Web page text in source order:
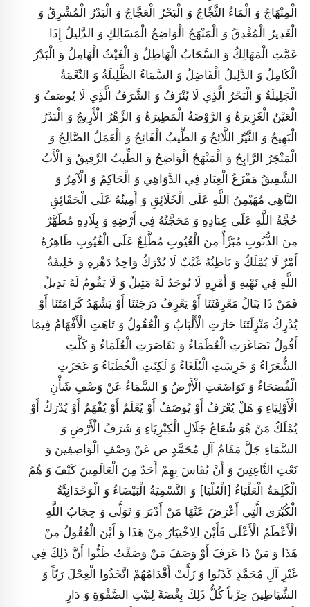
الْمِنْهَاجُ وَ الْمَاءُ الثَّجَّاجُ وَ الْبَحْرُ الْعَجَّاجُ وَ الْبَدْرُ الْمُشْرِقُ وَ
الْغَدِيرُ الْمُغْدِقُ وَ الْمَنْهَجُ الْوَاضِحُ الْمَسَالِكِ وَ الدَّلِيلُ إِذَا
عَمَّتِ الْمَهَالِكُ وَ السَّحَابُ الْهَاطِلُ وَ الْغَيْثُ الْهَامِلُ وَ الْبَدْرُ
الْكَامِلُ وَ الدَّلِيلُ الْفَاضِلُ وَ السَّمَاءُ الظَّلِيلَةُ وَ النِّعْمَةُ
الْجَلِيلَةُ وَ الْبَحْرُ الَّذِي لَا يُنْزَفُ وَ الشَّرَفُ الَّذِي لَا يُوصَفُ وَ
الْعَيْنُ الْغَزِيرَةُ وَ الرَّوْضَةُ الْمَطِيرَةُ وَ الزَّهْرُ الْأَرِيجُ وَ الْبَدْرُ
الْبَهِيجُ وَ النَّيِّرُ اللَّائِحُ وَ الطِّيبُ الْفَائِحُ وَ الْعَمَلُ الصَّالِحُ وَ
الْمَتْجَرُ الرَّابِحُ وَ الْمَنْهَجُ الْوَاضِحُ وَ الطِّيبُ الرَّفِيقُ وَ الْأَبُ
الشَّفِيقُ مَفْزَعُ الْعِبَادِ فِي الدَّوَاهِي وَ الْحَاكِمُ وَ الْآمِرُ وَ
النَّاهِي مُهَيْمِنُ اللَّهِ عَلَى الْخَلَائِقِ وَ أَمِينُهُ عَلَى الْحَقَائِقِ
حُجَّةُ اللَّهِ عَلَى عِبَادِهِ وَ مَحَجَّتُهُ فِي أَرْضِهِ وَ بِلَادِهِ مُطَهَّرٌ
مِنَ الذُّنُوبِ مُبَرَّأٌ مِنَ الْعُيُوبِ مُطَّلِعٌ عَلَى الْغُيُوبِ ظَاهِرُهُ
أَمْرٌ لَا يُمْلَكُ وَ بَاطِنُهُ غَيْبٌ لَا يُدْرَكُ وَاحِدُ دَهْرِهِ وَ خَلِيفَةُ
اللَّهِ فِي نَهْيِهِ وَ أَمْرِهِ لَا يُوجَدُ لَهُ مَثِيلٌ وَ لَا يَقُومُ لَهُ بَدِيلٌ
فَمَنْ ذَا يَنَالُ مَعْرِفَتَنَا أَوْ يَعْرِفُ دَرَجَتَنَا أَوْ يَشْهَدُ كَرَامَتَنَا أَوْ
يُدْرِكُ مَنْزِلَتَنَا حَارَتِ الْأَلْبَابُ وَ الْعُقُولُ وَ تَاهَتِ الْأَفْهَامُ فِيمَا
أَقُولُ تَصَاغَرَتِ الْعُظَمَاءُ وَ تَقَاصَرَتِ الْعُلَمَاءُ وَ كَلَّتِ
الشُّعَرَاءُ وَ خَرِسَتِ الْبُلَغَاءُ وَ لَكِنَتِ الْخُطَبَاءُ وَ عَجَزَتِ
الْفُصَحَاءُ وَ تَوَاضَعَتِ الْأَرْضُ وَ السَّمَاءُ عَنْ وَصْفِ شَأْنِ
الْأَوْلِيَاءِ وَ هَلْ يُعْرَفُ أَوْ يُوصَفُ أَوْ يُعْلَمُ أَوْ يُفْهَمُ أَوْ يُدْرَكُ أَوْ
يُمْلَكُ مَنْ هُوَ شُعَاعُ جَلَالِ الْكِبْرِيَاءِ وَ شَرَفُ الْأَرْضِ وَ
السَّمَاءِ جَلَّ مَقَامُ آلِ مُحَمَّدٍ ص عَنْ وَصْفِ الْوَاصِفِينَ وَ
نَعْتِ النَّاعِتِينَ وَ أَنْ يُقَاسَ بِهِمْ أَحَدٌ مِنَ الْعَالَمِينَ كَيْفَ وَ هُمُ
الْكَلِمَةُ الْعَلْيَاءُ [الْعُلْيَا] وَ التَّسْمِيَةُ الْبَيْضَاءُ وَ الْوَحْدَانِيَّةُ
الْكُبْرَى الَّتِي أَعْرَضَ عَنْهَا مَنْ أَدْبَرَ وَ تَوَلَّى وَ حِجَابُ اللَّهِ
الْأَعْظَمُ الْأَعْلَى فَأَيْنَ الِاخْتِيَارُ مِنْ هَذَا وَ أَيْنَ الْعُقُولُ مِنْ
هَذَا وَ مَنْ ذَا عَرَفَ أَوْ وَصَفَ مَنْ وَصَفْتُ ظَنُّوا أَنَّ ذَلِكَ فِي
غَيْرِ آلِ مُحَمَّدٍ كَذَبُوا وَ زَلَّتْ أَقْدَامُهُمْ اتَّخَذُوا الْعِجْلَ رَبّاً وَ
الشَّيَاطِينَ حِزْباً كُلُّ ذَلِكَ بِغْضَةً لِبَيْتِ الصَّفْوَةِ وَ دَارِ